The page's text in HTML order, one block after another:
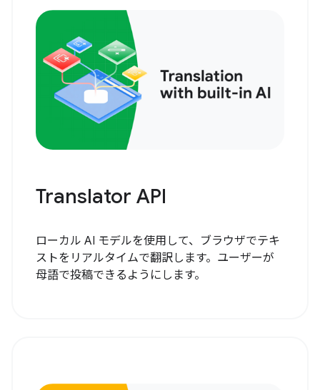
Translator API
ローカル AI モデルを使用して、ブラウザでテキ
ストをリアルタイムで翻訳します。ユーザーが
母語で投稿できるようにします。